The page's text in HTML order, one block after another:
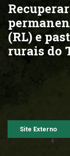
(RL) e
rurais do
Site Externo